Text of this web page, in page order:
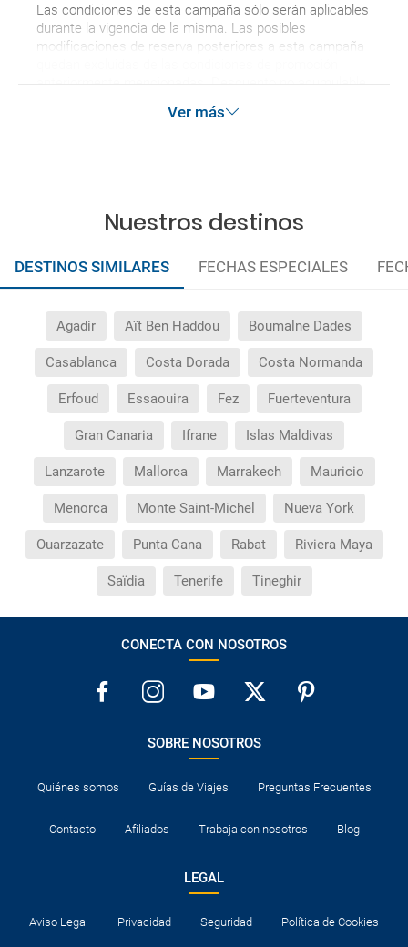
¿Cuáles son los impuestos de entrada y salida del
país si viajo a América?
al hotel o viceversa no ha aparecido?
precio de un adulto?
¿Cuántas veces debo imprimir el bono de los
traslados?
Las condiciones de esta campaña sólo serán aplicables
durante la vigencia de la misma. Las posibles
modificaciones de reserva posteriores a esta campaña
Ver más
Nuestros destinos
DESTINOS SIMILARES FECHAS ESPECIALES
Agadir Aït Ben Haddou Boumalne Dades
Casablanca Costa Dorada Costa Normanda
Erfoud Essaouira Fez Fuerteventura
Gran Canaria Ifrane Islas Maldivas
Lanzarote Mallorca Marrakech Mauricio
Menorca Monte Saint-Michel Nueva York
Ouarzazate Punta Cana Rabat Riviera Maya
Saïdia Tenerife Tineghir
CONECTA CON NOSOTROS
SOBRE NOSOTROS
Quiénes somos Guías de Viajes Preguntas Frecuentes
Contacto Afiliados Trabaja con nosotros Blog
LEGAL
Aviso Legal Privacidad Seguridad Política de Cookies